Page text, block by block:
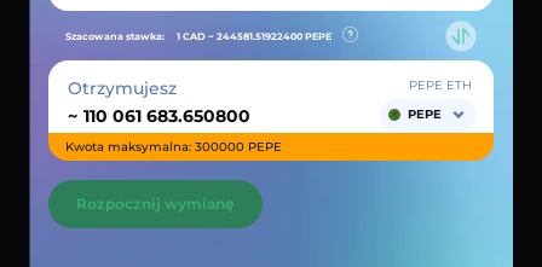
Szacowana stawka: 1 CAD ~ 244581.51922400 PEPE
Otrzymujesz
~
PEPE ETH
PEPE
Kwota maksymalna: 300000 PEPE
Rozpocznij wymianę